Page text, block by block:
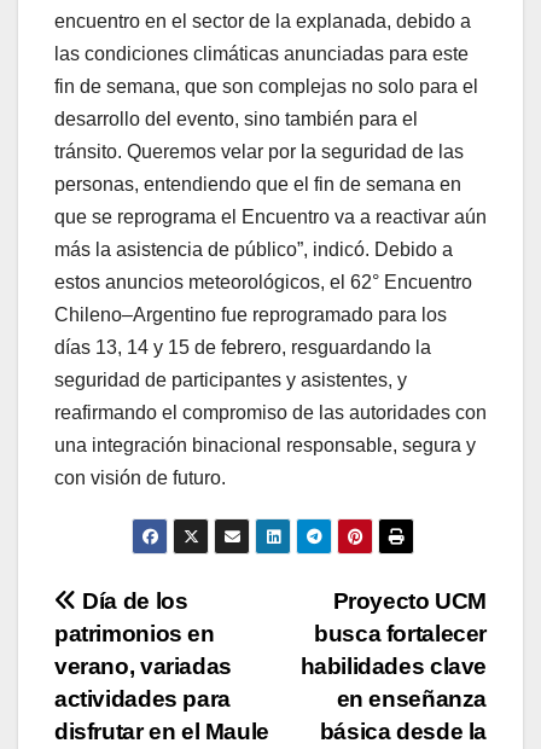
encuentro en el sector de la explanada, debido a
las condiciones climáticas anunciadas para este
fin de semana, que son complejas no solo para el
desarrollo del evento, sino también para el
tránsito. Queremos velar por la seguridad de las
personas, entendiendo que el fin de semana en
que se reprograma el Encuentro va a reactivar aún
más la asistencia de público”, indicó. Debido a
estos anuncios meteorológicos, el 62° Encuentro
Chileno–Argentino fue reprogramado para los
días 13, 14 y 15 de febrero, resguardando la
seguridad de participantes y asistentes, y
reafirmando el compromiso de las autoridades con
una integración binacional responsable, segura y
con visión de futuro.
Navegación
de
entradas
Proyecto UCM
busca fortalecer
habilidades clave
en enseñanza
básica desde la
Día de los
patrimonios en
verano, variadas
actividades para
disfrutar en el Maule